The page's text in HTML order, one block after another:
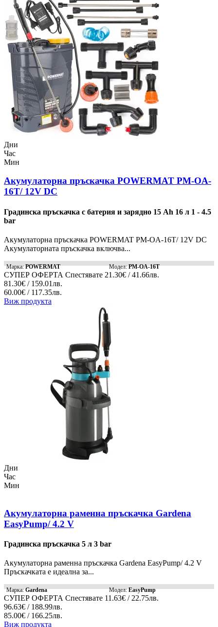
Дни
Час
Мин
Акумулаторна пръскачка POWERMAT PM-OA-
16T/ 12V DC
Градинска пръскачка с батерия и зарядно 15 Ah 16 л 1 - 4.5
bar
Акумулаторна пръскачка POWERMAT PM-OA-16T/ 12V DC
Акумулаторната пръскачка включва...
Марка:POWERMAT Модел:PM-OA-16T
СУПЕР ОФЕРТА Спестявате 21.30€ / 41.66лв.
81.30€ / 159.01лв.
60.00€ / 117.35лв.
Виж продукта
Дни
Час
Мин
Акумулаторна раменна пръскачка Gardena
EasyPump/ 4.2 V
Градинска пръскачка 5 л 3 bar
Акумулаторна раменна пръскачка Gardena EasyPump/ 4.2 V
Пръскачката е идеална за...
Марка:Gardena Модел:EasyPump
СУПЕР ОФЕРТА Спестявате 11.63€ / 22.75лв.
96.63€ / 188.99лв.
85.00€ / 166.25лв.
Виж продукта